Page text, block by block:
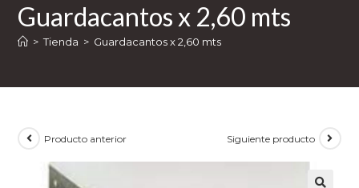
Guardacantos x 2,60 mts
> Tienda > Guardacantos x 2,60 mts
Producto anterior Siguiente producto